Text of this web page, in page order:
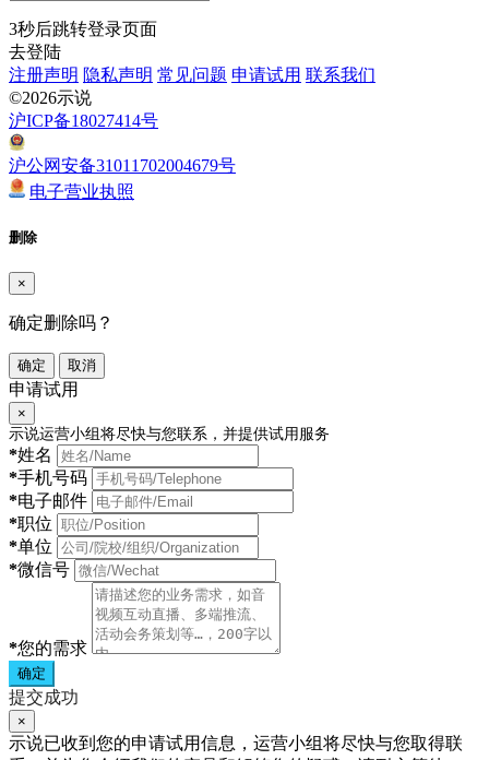
3秒后跳转登录页面
去登陆
注册声明 隐私声明 常见问题 申请试用 联系我们
©2026示说
沪ICP备18027414号
沪公网安备31011702004679号
电子营业执照
删除
×
确定删除吗？
确定 取消
申请试用
×
示说运营小组将尽快与您联系，并提供试用服务
*姓名
*手机号码
*电子邮件
*职位
*单位
*微信号
*您的需求
确定
提交成功
×
示说已收到您的申请试用信息，运营小组将尽快与您取得联